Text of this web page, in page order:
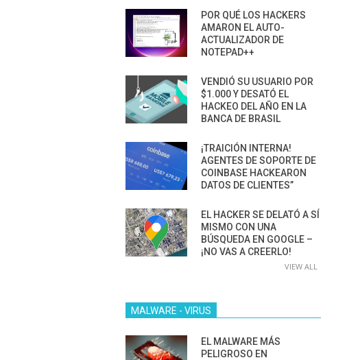
POR QUÉ LOS HACKERS
AMARON EL AUTO-
ACTUALIZADOR DE
NOTEPAD++
VENDIÓ SU USUARIO POR
$1.000 Y DESATÓ EL
HACKEO DEL AÑO EN LA
BANCA DE BRASIL
¡TRAICIÓN INTERNA!
AGENTES DE SOPORTE DE
COINBASE HACKEARON
DATOS DE CLIENTES”
EL HACKER SE DELATÓ A SÍ
MISMO CON UNA
BÚSQUEDA EN GOOGLE –
¡NO VAS A CREERLO!
VIEW ALL
MALWARE - VIRUS
EL MALWARE MÁS
PELIGROSO EN